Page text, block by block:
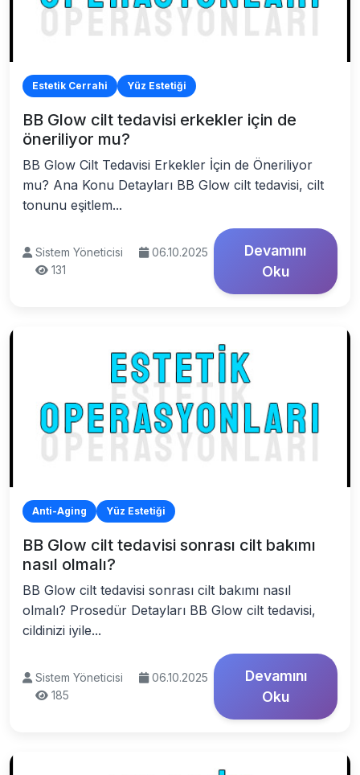
Estetik Cerrahi Yüz Estetiği
BB Glow cilt tedavisi erkekler için de
öneriliyor mu?
BB Glow Cilt Tedavisi Erkekler İçin de Öneriliyor
mu? Ana Konu Detayları BB Glow cilt tedavisi, cilt
tonunu eşitlem...
Sistem Yöneticisi
06.10.2025
131
Devamını
Oku
Anti-Aging Yüz Estetiği
BB Glow cilt tedavisi sonrası cilt bakımı
nasıl olmalı?
BB Glow cilt tedavisi sonrası cilt bakımı nasıl
olmalı? Prosedür Detayları BB Glow cilt tedavisi,
cildinizi iyile...
Sistem Yöneticisi
06.10.2025
185
Devamını
Oku